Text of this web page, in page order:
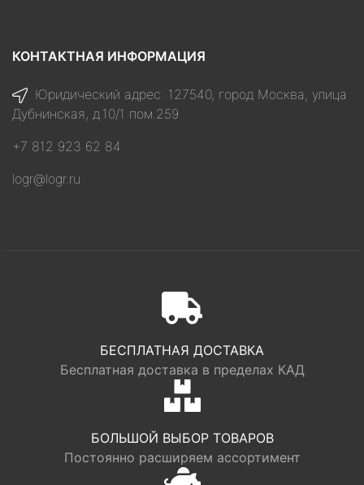
КОНТАКТНАЯ ИНФОРМАЦИЯ
Юридический адрес: 127540, город Москва, улица
Дубнинская, д.10/1 пом.259
+7 812 923 62 84
logr@logr.ru
БЕСПЛАТНАЯ ДОСТАВКА
Бесплатная доставка в пределах КАД
БОЛЬШОЙ ВЫБОР ТОВАРОВ
Постоянно расширяем ассортимент